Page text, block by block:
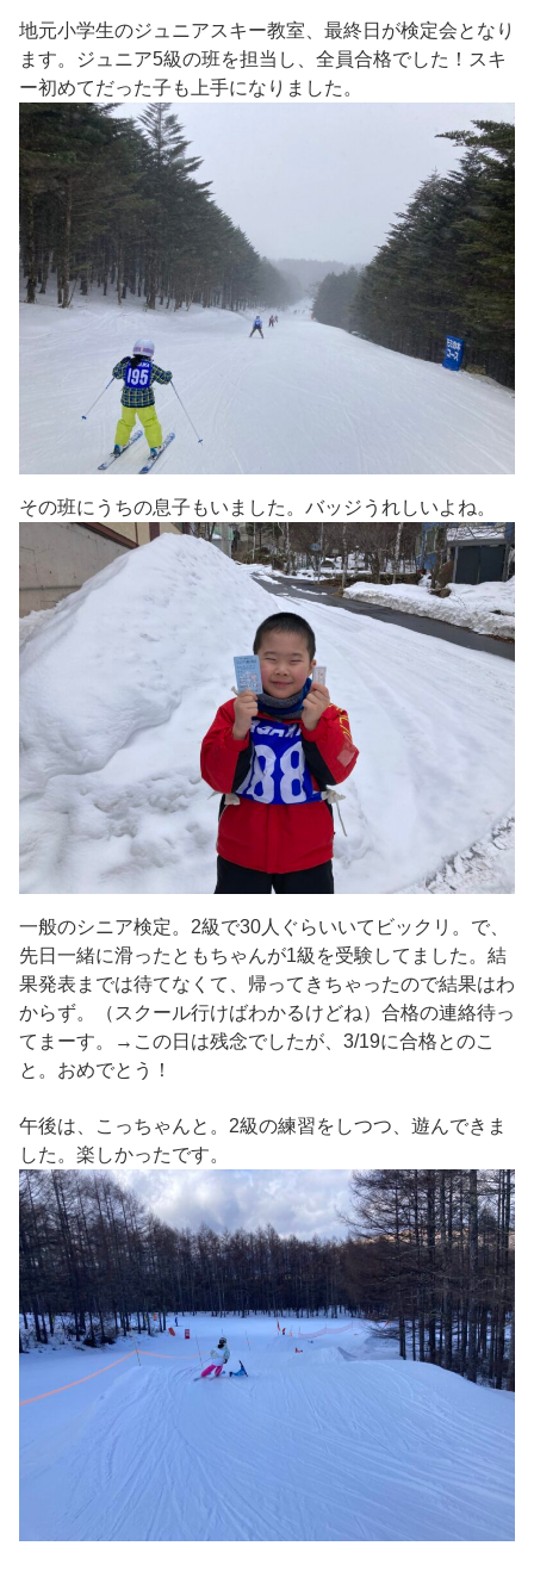
地元小学生のジュニアスキー教室、最終日が検定会となり
ます。ジュニア5級の班を担当し、全員合格でした！スキ
ー初めてだった子も上手になりました。
その班にうちの息子もいました。バッジうれしいよね。
一般のシニア検定。2級で30人ぐらいいてビックリ。で、
先日一緒に滑ったともちゃんが1級を受験してました。結
果発表までは待てなくて、帰ってきちゃったので結果はわ
からず。（スクール行けばわかるけどね）合格の連絡待っ
てまーす。→この日は残念でしたが、3/19に合格とのこ
と。おめでとう！
午後は、こっちゃんと。2級の練習をしつつ、遊んできま
した。楽しかったです。